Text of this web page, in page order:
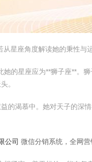
星座角度解读她的秉性
的星座应为**狮子座**。
。
的渴慕中。她对天子的深情
公司 微信分销系统，全网